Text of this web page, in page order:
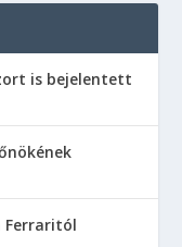
is bejelentett
Ferraritól